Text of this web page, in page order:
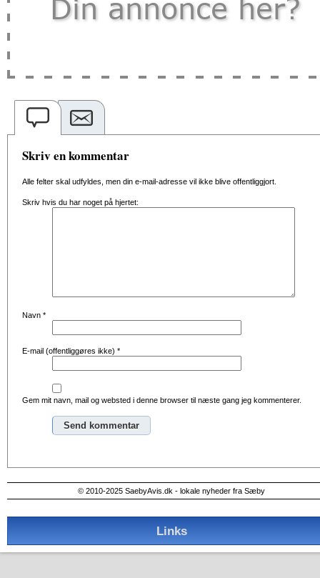
Skriv en kommentar
Alle felter skal udfyldes, men din e-mail-adresse vil ikke blive offentliggjort.
Skriv hvis du har noget på hjertet:
Navn *
E-mail (offentliggøres ikke) *
Gem mit navn, mail og websted i denne browser til næste gang jeg kommenterer.
© 2010-2025 SaebyAvis.dk - lokale nyheder fra Sæby
Links